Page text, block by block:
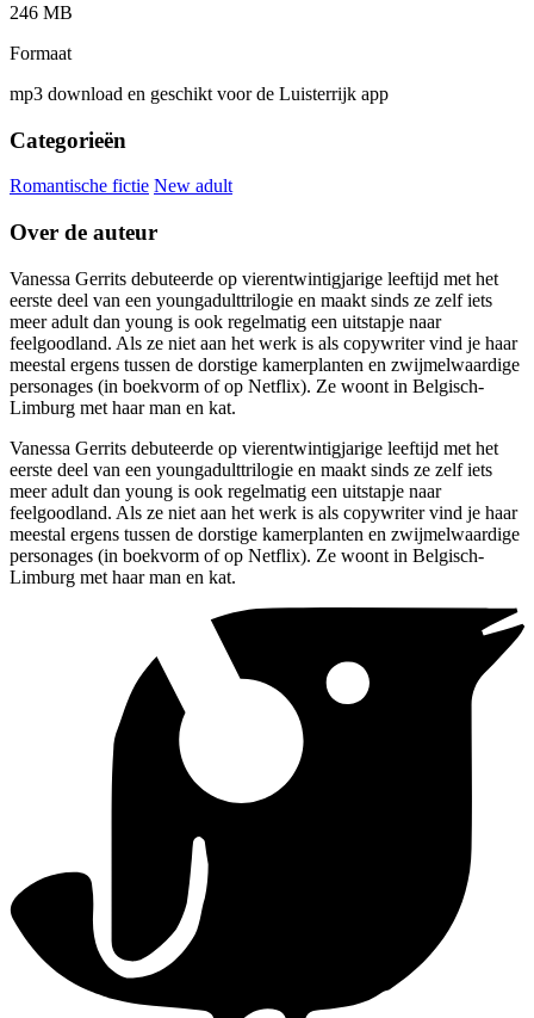
246 MB
Formaat
mp3 download en geschikt voor de Luisterrijk app
Categorieën
Romantische fictie New adult
Over de auteur
Vanessa Gerrits debuteerde op vierentwintigjarige leeftijd met het
eerste deel van een youngadulttrilogie en maakt sinds ze zelf iets
meer adult dan young is ook regelmatig een uitstapje naar
feelgoodland. Als ze niet aan het werk is als copywriter vind je haar
meestal ergens tussen de dorstige kamerplanten en zwijmelwaardige
personages (in boekvorm of op Netflix). Ze woont in Belgisch-
Limburg met haar man en kat.
Vanessa Gerrits debuteerde op vierentwintigjarige leeftijd met het
eerste deel van een youngadulttrilogie en maakt sinds ze zelf iets
meer adult dan young is ook regelmatig een uitstapje naar
feelgoodland. Als ze niet aan het werk is als copywriter vind je haar
meestal ergens tussen de dorstige kamerplanten en zwijmelwaardige
personages (in boekvorm of op Netflix). Ze woont in Belgisch-
Limburg met haar man en kat.